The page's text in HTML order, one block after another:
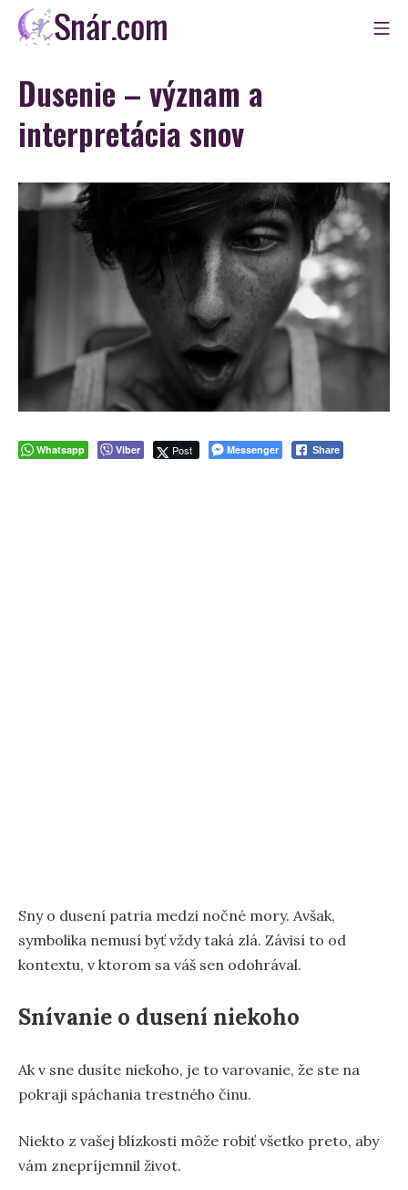
Skip
Snár
Dusenie – význam a
interpretácia snov
Whatsapp Viber Post Messenger Share
Sny o dusení patria medzi nočné mory. Avšak,
symbolika nemusí byť vždy taká zlá. Závisí to od
kontextu, v ktorom sa váš sen odohrával.
Snívanie o dusení niekoho
Ak v sne dusíte niekoho, je to varovanie, že ste na
pokraji spáchania trestného činu.
Niekto z vašej blízkosti môže robiť všetko preto, aby
vám znepríjemnil život.